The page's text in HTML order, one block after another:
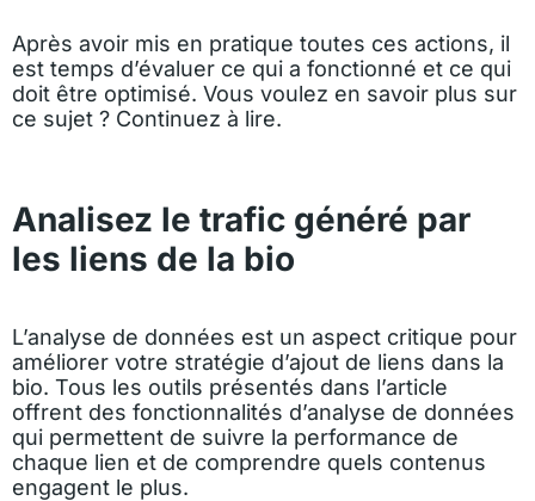
Après avoir mis en pratique toutes ces actions, il
est temps d’évaluer ce qui a fonctionné et ce qui
doit être optimisé. Vous voulez en savoir plus sur
ce sujet ? Continuez à lire.
Analisez le trafic généré par
les liens de la bio
L’analyse de données est un aspect critique pour
améliorer votre stratégie d’ajout de liens dans la
bio. Tous les outils présentés dans l’article
offrent des fonctionnalités d’analyse de données
qui permettent de suivre la performance de
chaque lien et de comprendre quels contenus
engagent le plus.